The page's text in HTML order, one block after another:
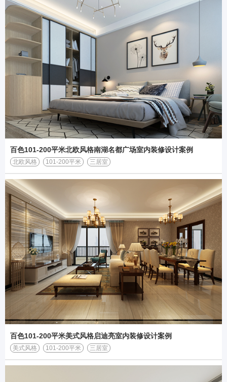
百色101-200平米北欧风格南湖名都广场室内装修设计案例
北欧风格 101-200平米 三居室
百色101-200平米美式风格启迪亮室内装修设计案例
美式风格 101-200平米 三居室